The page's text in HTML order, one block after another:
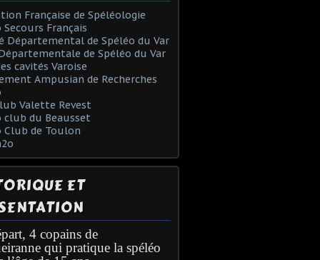
Française de Spéléologie
Secours Français
Départemental de Spéléo du Var
de Spéléo du Var
cavités Varoise
Ampusian de Recherches
Valette Revest
club du Beausset
Club de Toulon
ET
4 copains de
qui pratique la spéléo